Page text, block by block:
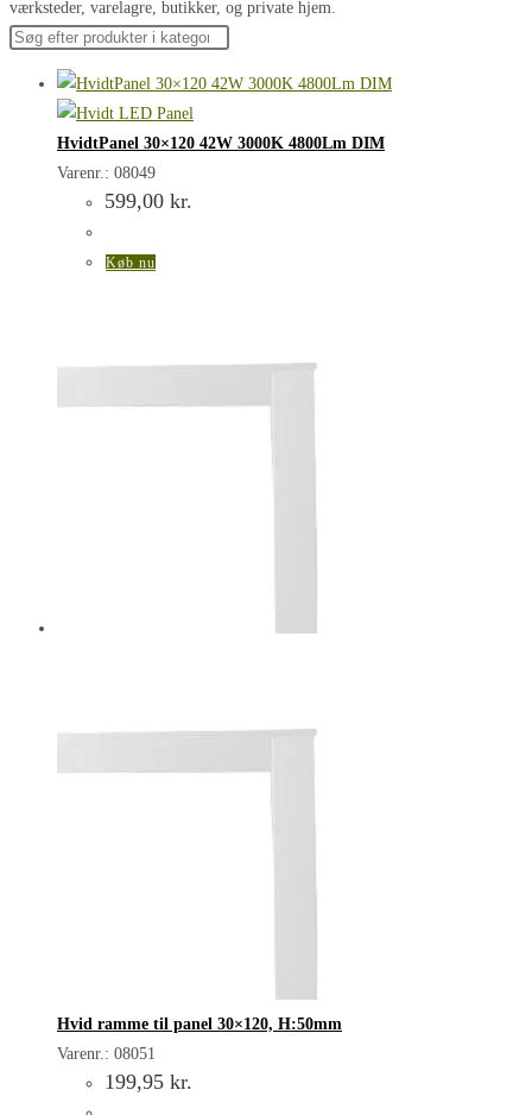
værksteder, varelagre, butikker, og private hjem.
HvidtPanel 30×120 42W 3000K 4800Lm DIM
Varenr.: 08049
599,00 kr.
Køb nu
Hvid ramme til panel 30×120, H:50mm
Varenr.: 08051
199,95 kr.